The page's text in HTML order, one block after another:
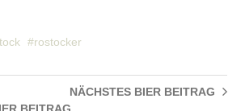
rostocker
NÄCHSTES BIERBEITRAG